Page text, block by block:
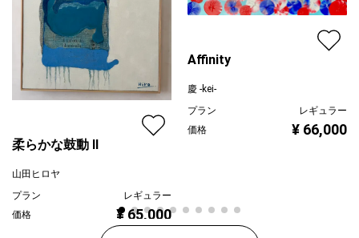
柔らかな鼓動 Ⅱ
山田ヒロヤ
プラン
レギュラー
価格
¥ 65,000
Affinity
慶 -kei-
プラン
レギュラー
価格
¥ 66,000